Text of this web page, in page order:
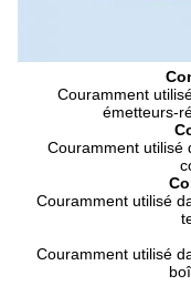
Couramment
émetteurs-
Couramment utilisé
Couramment utilisé
Couramment utilisé